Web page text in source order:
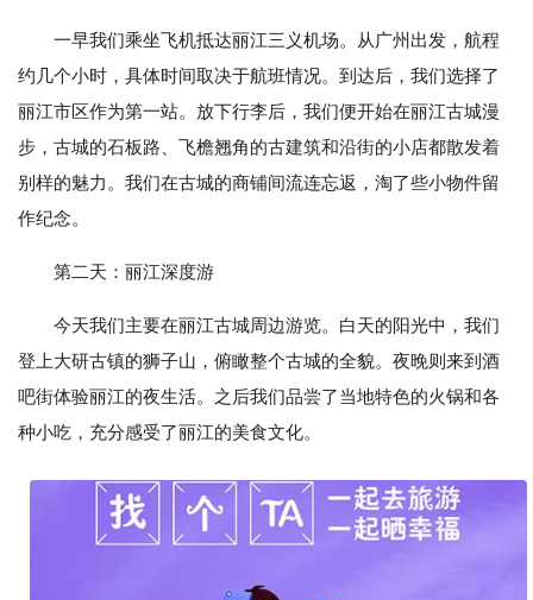
一早我们乘坐飞机抵达丽江三义机场。从广州出发，航程
约几个小时，具体时间取决于航班情况。到达后，我们选择了
丽江市区作为第一站。放下行李后，我们便开始在丽江古城漫
步，古城的石板路、飞檐翘角的古建筑和沿街的小店都散发着
别样的魅力。我们在古城的商铺间流连忘返，淘了些小物件留
作纪念。
第二天：丽江深度游
今天我们主要在丽江古城周边游览。白天的阳光中，我们
登上大研古镇的狮子山，俯瞰整个古城的全貌。夜晚则来到酒
吧街体验丽江的夜生活。之后我们品尝了当地特色的火锅和各
种小吃，充分感受了丽江的美食文化。